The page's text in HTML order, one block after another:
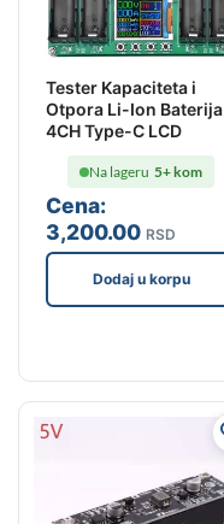
Tester Kapaciteta i
Otpora Li-Ion Baterija
4CH Type-C LCD
Cena:
3,200.00 RSD
Na lageru 5+ kom
Dodaj u korpu